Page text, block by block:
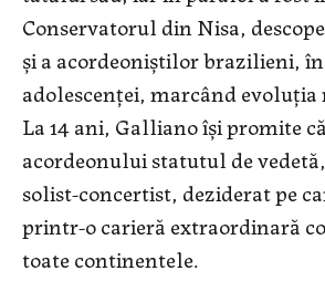
Conservatorul din Nisa,
şi a acordeoniştilor brazilieni,
adolescenţei, marcând
La 14 ani, Galliano îşi promite
acordeonului statutul de
solist-concertist, deziderat pe
printr-o carieră extraordinară
toate continentele.